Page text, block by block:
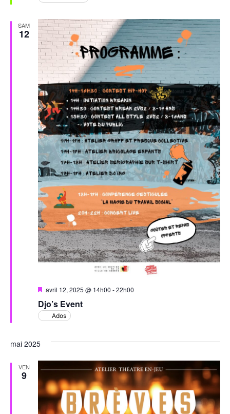
SAM
12
Djo’s Event
Mis
avant
avril 12, 2025 @ 14h00 -22h00
Ados
mai 2025
VEN
9